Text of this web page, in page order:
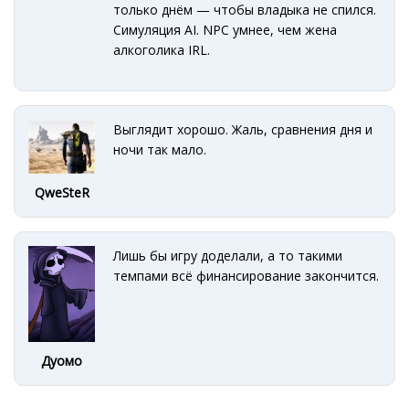
только днём — чтобы владыка не спился.
Симуляция AI. NPC умнее, чем жена
алкоголика IRL.
QweSteR
Выглядит хорошо. Жаль, сравнения дня и
ночи так мало.
Дуомо
Лишь бы игру доделали, а то такими
темпами всё финансирование закончится.